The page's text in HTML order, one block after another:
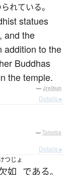
れている。
statues
and the
addition to the
Buddhas
the temple.
— Jreibun
Details ▸
— Tatoeba
Details ▸
つじょ
如 である。